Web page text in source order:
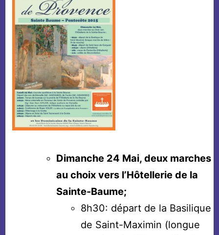
Dimanche 24 Mai, deux marches
au choix vers l’Hôtellerie de la
Sainte-Baume;
8h30: départ de la Basilique
de Saint-Maximin (longue